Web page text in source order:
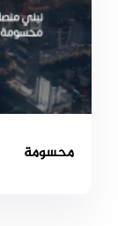
محسومة